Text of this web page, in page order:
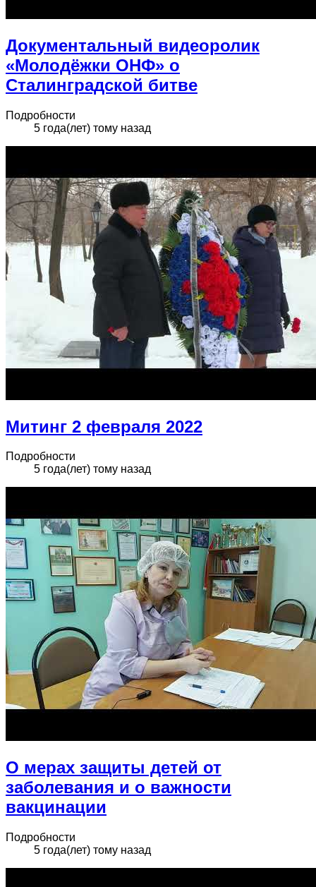
Документальный видеоролик
«Молодёжки ОНФ» о
Сталинградской битве
Подробности
5 года(лет) тому назад
Митинг 2 февраля 2022
Подробности
5 года(лет) тому назад
О мерах защиты детей от
заболевания и о важности
вакцинации
Подробности
5 года(лет) тому назад